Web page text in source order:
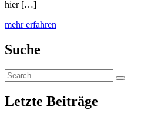
hier […]
mehr erfahren
Suche
Search
for:
Search
Letzte Beiträge